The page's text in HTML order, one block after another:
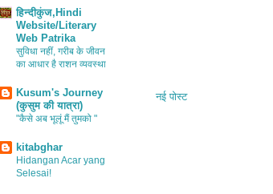
नई पोस्ट
हिन्दीकुंज,Hindi
Website/Literary
Web Patrika
सुविधा नहीं, गरीब के जीवन
का आधार है राशन व्यवस्था
Kusum's Journey
(कुसुम की यात्रा)
"कैसे अब भूलूं मैं तुमको "
kitabghar
Hidangan Acar yang
Selesai!